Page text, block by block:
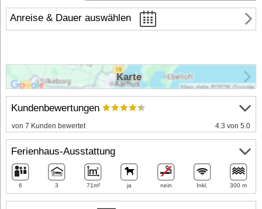
Anreise & Dauer auswählen
Kundenbewertungen
von 7 Kunden bewertet 4.3 von 5.0
Ferienhaus-Ausstattung
6 3 71m² ja nein Inkl. 300 m
Karte